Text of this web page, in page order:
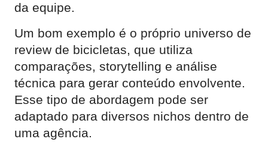
da equipe.
Um bom exemplo é o próprio universo de
review de bicicletas, que utiliza
comparações, storytelling e análise
técnica para gerar conteúdo envolvente.
Esse tipo de abordagem pode ser
adaptado para diversos nichos dentro de
uma agência.